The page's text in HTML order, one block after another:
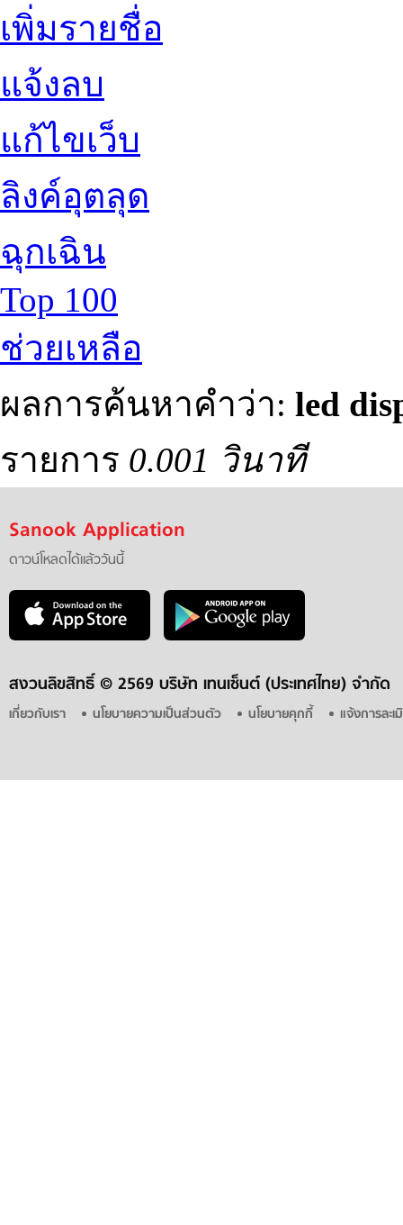
เพิ่มรายชื่อ
แจ้งลบ
แก้ไขเว็บ
ลิงค์อุตลุด
ฉุกเฉิน
Top 100
ช่วยเหลือ
ผลการค้นหาคำว่า: led
รายการ 0.001 วินาที
Sanook Application
ดาวน์โหลดได้แล้ววันนี้
สงวนลิขสิทธิ์ © 2569 บริษัท เทนเซ็นต์ (ประเทศไทย) จำกัด
เกี่ยวกับเรา นโยบายความเป็นส่วนตัว นโยบายคุกกี้ แจ้งการละ